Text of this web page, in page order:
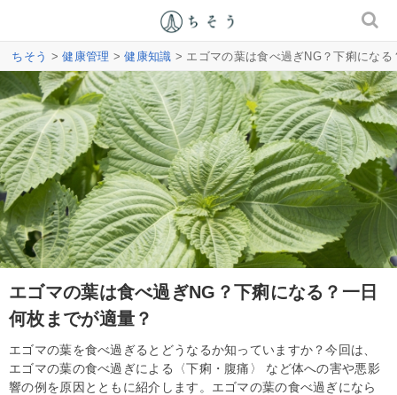
ちそう >健康管理 >健康知識 > エゴマの葉は食べ過ぎNG？下痢にな
エゴマの葉は食べ過ぎNG？下痢になる？一日
何枚までが適量？
エゴマの葉を食べ過ぎるとどうなるか知っていますか？今回は、
エゴマの葉の食べ過ぎによる〈下痢・腹痛〉 など体への害や悪影
響の例を原因とともに紹介します。エゴマの葉の食べ過ぎになら